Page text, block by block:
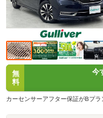
無
料
今
カーセンサーアフター保証がBプ